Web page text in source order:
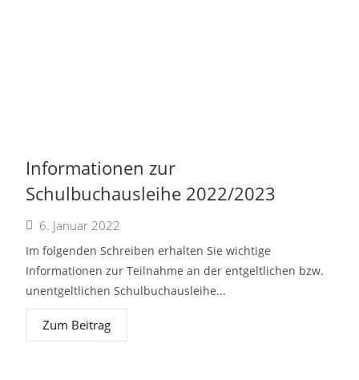
Informationen zur
Schulbuchausleihe 2022/2023
6. Januar 2022
Im folgenden Schreiben erhalten Sie wichtige
Informationen zur Teilnahme an der entgeltlichen bzw.
unentgeltlichen Schulbuchausleihe...
Zum Beitrag